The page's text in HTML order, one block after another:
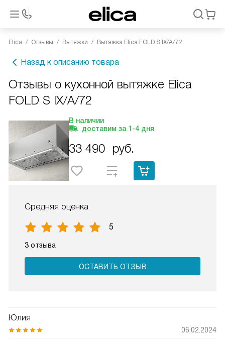
Elica Отзывы Вытяжки Вытяжка Elica FOLD S IX/A/72
Назад к описанию товара
Отзывы о кухонной вытяжке Elica
FOLD S IX/A/72
В наличии
доставим за 1-4 дня
33 490 руб.
Средняя оценка
5
3 отзыва
ОСТАВИТЬ ОТЗЫВ
Юлия
06.02.2024